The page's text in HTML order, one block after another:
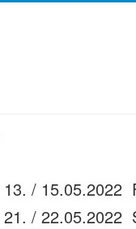
13. / 15.05.2022
21. / 22.05.2022